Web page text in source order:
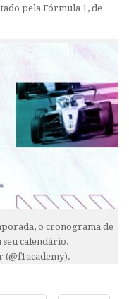
pela Fórmula 1, de
o cronograma de
seu calendário.
(@f1academy).